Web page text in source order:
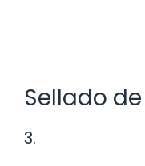
Sellado
3.